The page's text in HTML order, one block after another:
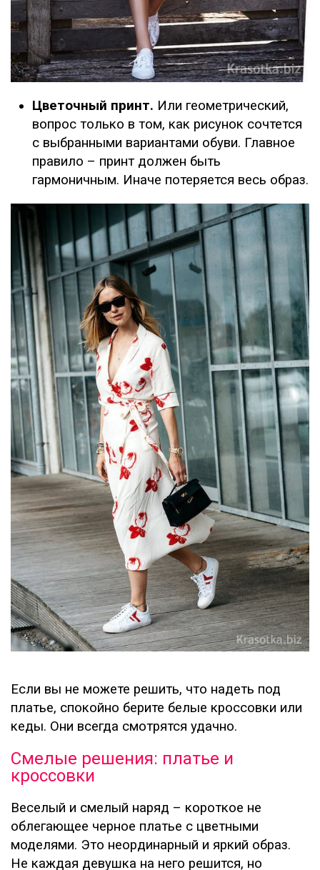
Цветочный принт. Или геометрический,
вопрос только в том, как рисунок сочтется
с выбранными вариантами обуви. Главное
правило – принт должен быть
гармоничным. Иначе потеряется весь образ.
Если вы не можете решить, что надеть под
платье, спокойно берите белые кроссовки или
кеды. Они всегда смотрятся удачно.
Смелые решения: платье и
кроссовки
Веселый и смелый наряд – короткое не
облегающее черное платье с цветными
моделями. Это неординарный и яркий образ.
Не каждая девушка на него решится, но